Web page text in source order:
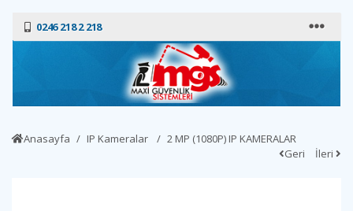
0246 218 2 218
Anasayfa IP Kameralar
2 MP (1080P) IP KAMERALAR
Geri
İleri